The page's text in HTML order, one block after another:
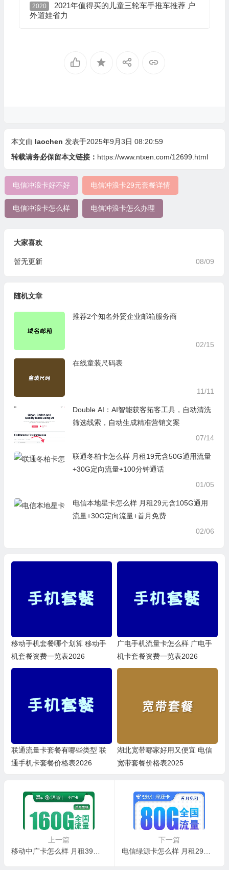
2020
2021年值得买的儿童三轮车手推车推荐 户
外遛娃省力
本文由 laochen 发表于2025年9月3日 08:20:59
转载请务必保留本文链接： https://www.ntxen.com/12699.html
电信冲浪卡好不好 电信冲浪卡29元套餐详情
电信冲浪卡怎么样 电信冲浪卡怎么办理
大家喜欢
08/09
暂无更新
随机文章
推荐2个知名外贸企业邮箱服务商
02/15
在线童装尺码表
11/11
Double AI：AI智能获客拓客工具，自动清洗
筛选线索，自动生成精准营销文案
07/14
联通冬柏卡怎么样 月租19元含50G通用流量
+30G定向流量+100分钟通话
01/05
电信本地星卡怎么样 月租29元含105G通用
流量+30G定向流量+首月免费
02/06
移动手机套餐哪个划算 移动手
机套餐资费一览表2026
广电手机流量卡怎么样 广电手
机卡套餐资费一览表2026
联通流量卡套餐有哪些类型 联
通手机卡套餐价格表2026
湖北宽带哪家好用又便宜 电信
宽带套餐价格表2025
上一篇
下一篇